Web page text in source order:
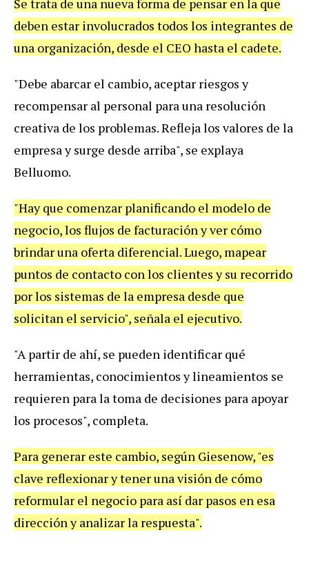
deben estar involucrados todos los integrantes de
una organización, desde el CEO hasta el cadete.
"Debe abarcar el cambio, aceptar riesgos y
recompensar al personal para una resolución
creativa de los problemas. Refleja los valores de la
empresa y surge desde arriba", se explaya
Belluomo.
"Hay que comenzar planificando el modelo de
negocio, los flujos de facturación y ver cómo
brindar una oferta diferencial. Luego, mapear
puntos de contacto con los clientes y su recorrido
por los sistemas de la empresa desde que
solicitan el servicio", señala el ejecutivo.
"A partir de ahí, se pueden identificar qué
herramientas, conocimientos y lineamientos se
requieren para la toma de decisiones para apoyar
los procesos", completa.
Para generar este cambio, según Giesenow, "es
clave reflexionar y tener una visión de cómo
reformular el negocio para así dar pasos en esa
dirección y analizar la respuesta".